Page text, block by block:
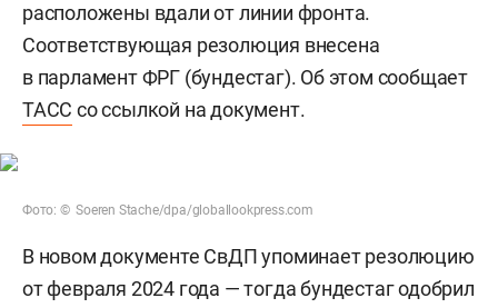
расположены вдали от линии фронта.
Соответствующая резолюция внесена
в парламент ФРГ (бундестаг). Об этом сообщает
ТАСС со ссылкой на документ.
Фото: © Soeren Stache/dpa/globallookpress.com
В новом документе СвДП упоминает резолюцию
от февраля 2024 года — тогда бундестаг одобрил